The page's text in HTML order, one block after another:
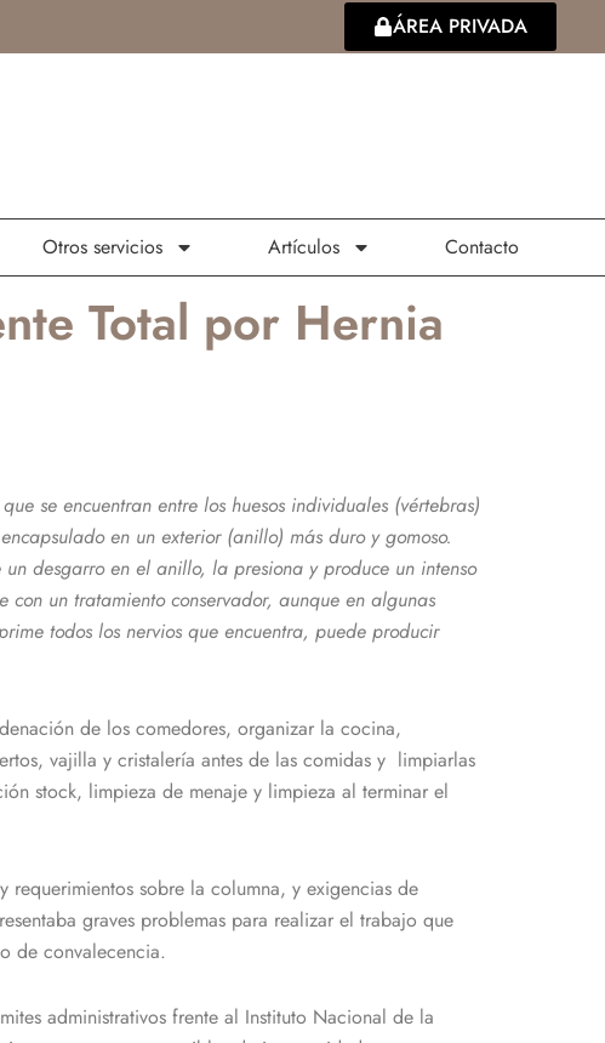
ÁREA PRIVADA
Otros servicios Artículos Contacto
Total por Hernia
se encuentran entre los huesos individuales (vértebras)
en un exterior (anillo) más duro y gomoso.
desgarro en el anillo, la presiona y produce un intenso
un tratamiento conservador, aunque en algunas
todos los nervios que encuentra, puede producir
de los comedores, organizar la cocina,
vajilla y cristalería antes de las comidas y limpiarlas
stock, limpieza de menaje y limpieza al terminar el
requerimientos sobre la columna, y exigencias de
graves problemas para realizar el trabajo que
de convalecencia.
administrativos frente al Instituto Nacional de la